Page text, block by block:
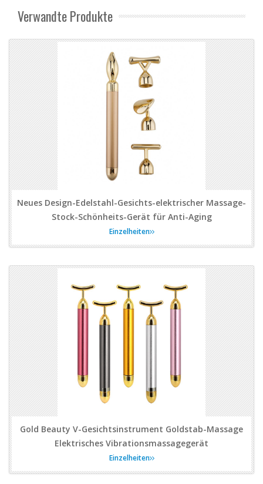
Verwandte Produkte
Neues Design-Edelstahl-Gesichts-elektrischer Massage-
Stock-Schönheits-Gerät für Anti-Aging
Einzelheiten
Gold Beauty V-Gesichtsinstrument Goldstab-Massage
Elektrisches Vibrationsmassagegerät
Einzelheiten